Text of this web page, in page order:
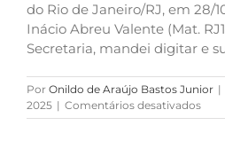
do Rio de Janeiro/RJ, em 28/
Inácio Abreu Valente (Mat.
Secretaria, mandei digitar e
Por Onildo de Araújo Bastos Junior |
2025 | Comentários desativadosem